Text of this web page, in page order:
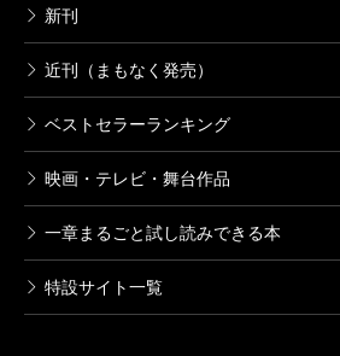
新刊
近刊（まもなく発売）
ベストセラーランキング
映画・テレビ・舞台作品
一章まるごと試し読みできる本
特設サイト一覧